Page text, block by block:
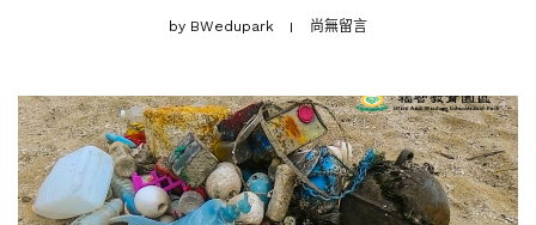
by BWedupark 尚無留言